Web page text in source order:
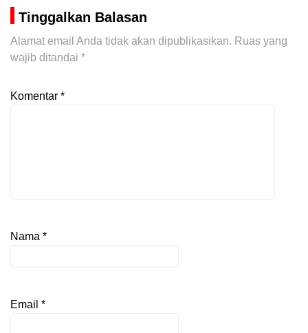
Tinggalkan Balasan
Alamat email Anda tidak akan dipublikasikan. Ruas yang
wajib ditandai *
Komentar *
Nama *
Email *